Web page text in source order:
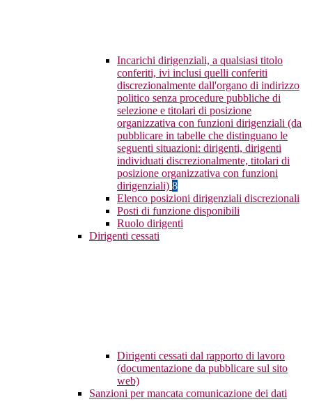
Incarichi dirigenziali, a qualsiasi titolo
conferiti, ivi inclusi quelli conferiti
discrezionalmente dall'organo di indirizzo
politico senza procedure pubbliche di
selezione e titolari di posizione
organizzativa con funzioni dirigenziali (da
pubblicare in tabelle che distinguano le
seguenti situazioni: dirigenti, dirigenti
individuati discrezionalmente, titolari di
posizione organizzativa con funzioni
dirigenziali) 8
Elenco posizioni dirigenziali discrezionali
Posti di funzione disponibili
Ruolo dirigenti
Dirigenti cessati
Dirigenti cessati dal rapporto di lavoro
(documentazione da pubblicare sul sito
web)
Sanzioni per mancata comunicazione dei dati